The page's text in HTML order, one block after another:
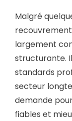
Malgré
largement
structurante.
standards
secteur
demande
fiables et